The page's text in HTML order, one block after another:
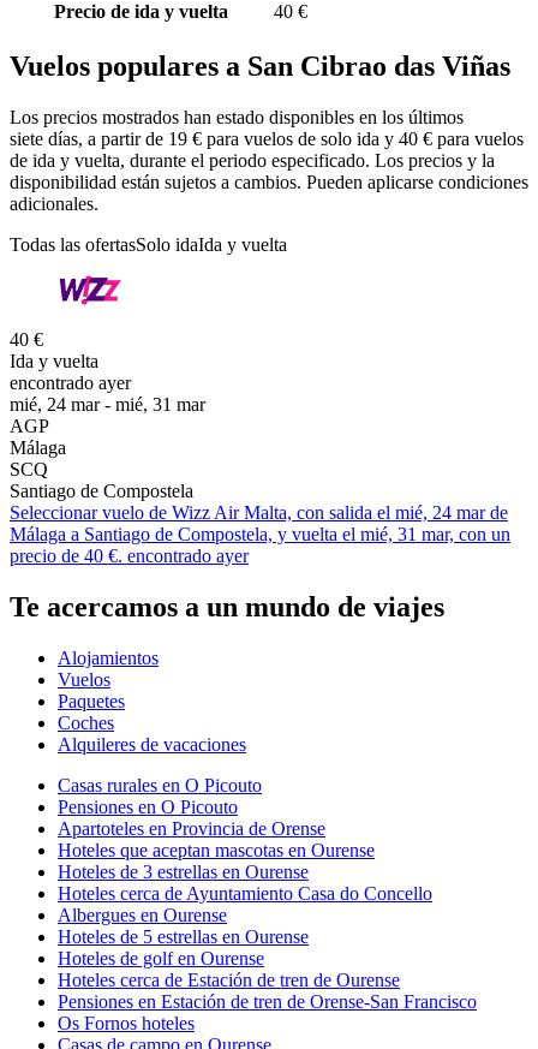
Precio de ida y vuelta
40 €
Vuelos populares a San Cibrao das Viñas
Los precios mostrados han estado disponibles en los últimos
siete días, a partir de 19 € para vuelos de solo ida y 40 € para vuelos
de ida y vuelta, durante el periodo especificado. Los precios y la
disponibilidad están sujetos a cambios. Pueden aplicarse condiciones
adicionales.
Todas las ofertasSolo idaIda y vuelta
40 €
Ida y vuelta
encontrado ayer
mié, 24 mar - mié, 31 mar
AGP
Málaga
SCQ
Santiago de Compostela
Seleccionar vuelo de Wizz Air Malta, con salida el mié, 24 mar de
Málaga a Santiago de Compostela, y vuelta el mié, 31 mar, con un
precio de 40 €. encontrado ayer
Te acercamos a un mundo de viajes
Alojamientos
Vuelos
Paquetes
Coches
Alquileres de vacaciones
Casas rurales en O Picouto
Pensiones en O Picouto
Apartoteles en Provincia de Orense
Hoteles que aceptan mascotas en Ourense
Hoteles de 3 estrellas en Ourense
Hoteles cerca de Ayuntamiento Casa do Concello
Albergues en Ourense
Hoteles de 5 estrellas en Ourense
Hoteles de golf en Ourense
Hoteles cerca de Estación de tren de Ourense
Pensiones en Estación de tren de Orense-San Francisco
Os Fornos hoteles
Casas de campo en Ourense